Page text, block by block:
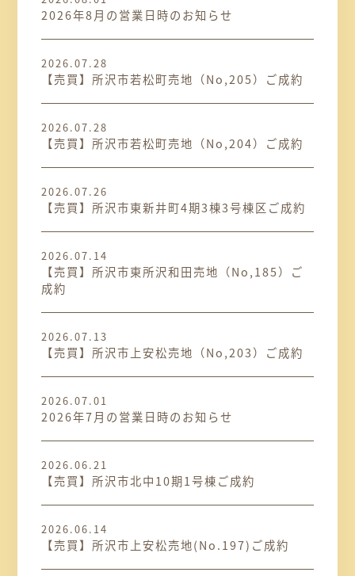
2026年8月の営業日時のお知らせ
2026.07.28
【売買】所沢市若松町売地（No,205）ご成約
2026.07.28
【売買】所沢市若松町売地（No,204）ご成約
2026.07.26
【売買】所沢市東新井町4期3棟3号棟区ご成約
2026.07.14
【売買】所沢市東所沢和田売地（No,185）ご
成約
2026.07.13
【売買】所沢市上安松売地（No,203）ご成約
2026.07.01
2026年7月の営業日時のお知らせ
2026.06.21
【売買】所沢市北中10期1号棟ご成約
2026.06.14
【売買】所沢市上安松売地(No.197)ご成約